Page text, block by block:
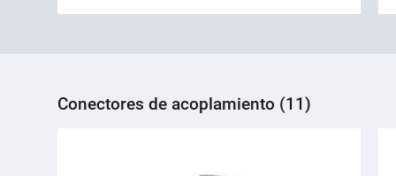
Conectores de acoplamiento (11)